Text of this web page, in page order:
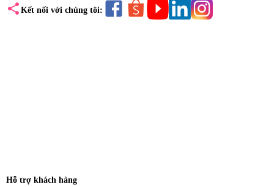
share Kết nối với chúng tôi:
Hỗ trợ khách hàng